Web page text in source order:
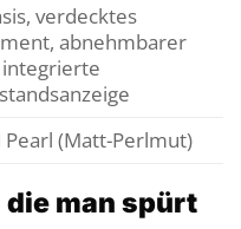
verdecktes
abnehmbarer
integrierte
Pearl (Matt-Perlmut)
man spürt